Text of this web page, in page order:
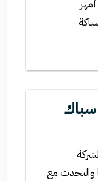
والتحدث مع